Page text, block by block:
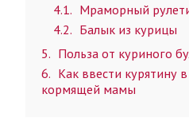
4.1
Мраморный
4.2
Балык из курицы
5
Польза от куриного
6
Как ввести курятину
кормящей мамы